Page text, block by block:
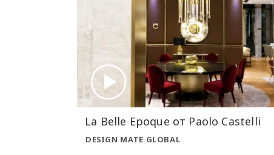
La Belle Epoque от Paolo Castelli
DESIGN MATE GLOBAL